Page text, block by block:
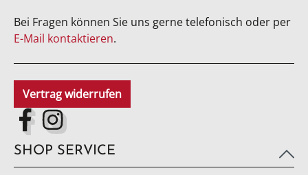
Bei Fragen können Sie uns gerne telefonisch oder per
E-Mail kontaktieren.
Vertrag widerrufen
SHOP SERVICE